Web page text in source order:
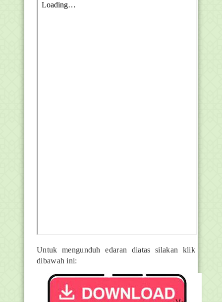
Untuk mengunduh edaran diatas silakan klik
dibawah ini: